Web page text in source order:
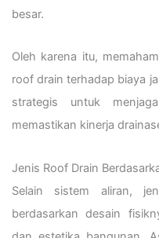
besar.
Oleh karena itu,
roof drain terhadap biaya
strategis untuk
memastikan kinerja
Jenis Roof Drain
Selain sistem aliran,
berdasarkan desain